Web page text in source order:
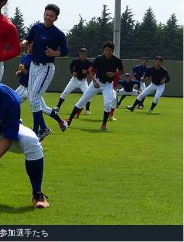
加選手たち